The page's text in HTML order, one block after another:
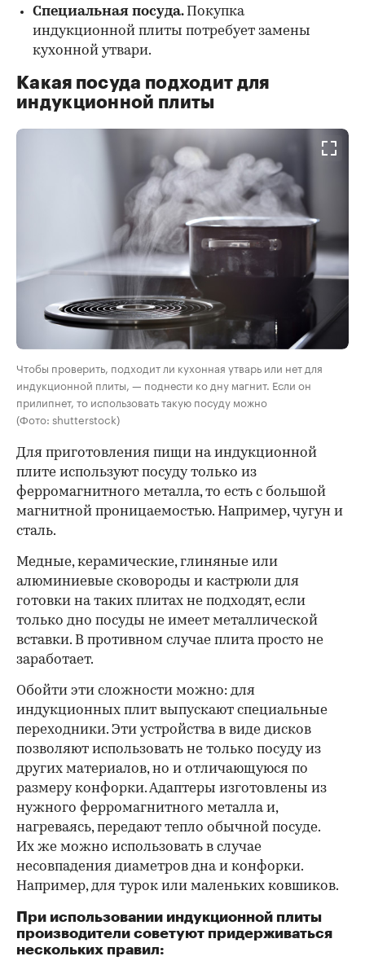
Специальная посуда. Покупка
индукционной плиты потребует замены
кухонной утвари.
Какая посуда подходит для
индукционной плиты
Чтобы проверить, подходит ли кухонная утварь или нет для
индукционной плиты, — поднести ко дну магнит. Если он
прилипнет, то использовать такую посуду можно
(Фото: shutterstock)
Для приготовления пищи на индукционной
плите используют посудутолько из
ферромагнитного металла, то есть с большой
магнитной проницаемостью. Например, чугун и
сталь.
Медные, керамические, глиняные или
алюминиевые сковороды и кастрюли для
готовки на таких плитах не подходят, если
только дно посуды не имеет металлической
вставки. В противном случае плита просто не
заработает.
Обойти эти сложности можно: для
индукционных плит выпускают специальные
переходники. Эти устройства в виде дисков
позволяют использовать не только посуду из
других материалов, но и отличающуюся по
размеру конфорки. Адаптеры изготовлены из
нужного ферромагнитного металла и,
нагреваясь, передают тепло обычной посуде.
Их же можно использовать в случае
несовпадения диаметров дна и конфорки.
Например, для турок или маленьких ковшиков.
При использовании индукционной плиты
производители советуют придерживаться
нескольких правил: